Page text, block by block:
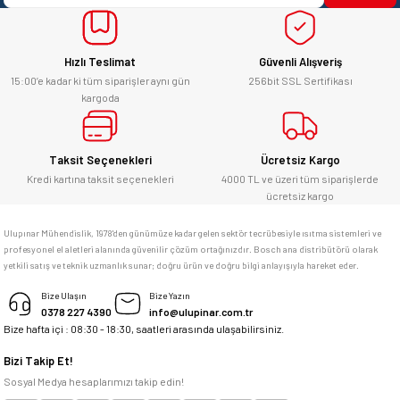
Bu ürüne benzer farklı alternatifler olmalı.
yücel çağatay uzun | 12/06/2026
Kesinlikle orjinal ürün, güvenerek
alabilirsiniz.
E... Ü... | 10/06/2026
Bosch marka alet alacaksam kesinlikle
adresim Ulupınar.com.tr
memnun kaldım
Deneyimini Paylaş
Hızlı Teslimat
15:00’e kadar ki tüm siparişler aynı gün
kargoda
Güvenli Alışveriş
256bit SSL Sertifikası
Taksit Seçenekleri
Kredi kartına taksit seçenekleri
Ücretsiz Kargo
4000 TL ve üzeri tüm siparişlerde
ücretsiz kargo
Ulupınar Mühendislik, 1978'den günümüze kadar gelen sektör tecrübesiyle ısıtma sistemleri ve
profesyonel el aletleri alanında güvenilir çözüm ortağınızdır. Bosch ana distribütörü olarak
yetkili satış ve teknik uzmanlık sunar; doğru ürün ve doğru bilgi anlayışıyla hareket eder.
Bize Ulaşın
0378 227 4390
Bize Yazın
info@ulupinar.com.tr
Bize hafta içi : 08:30 - 18:30, saatleri arasında ulaşabilirsiniz.
Bizi Takip Et!
Sosyal Medya hesaplarımızı takip edin!